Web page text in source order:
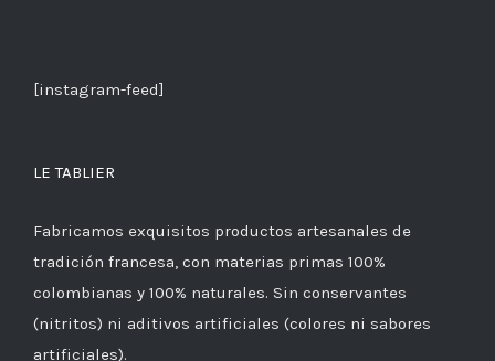
[instagram-feed]
LE TABLIER
Fabricamos exquisitos productos artesanales de
tradición francesa, con materias primas 100%
colombianas y 100% naturales. Sin conservantes
(nitritos) ni aditivos artificiales (colores ni sabores
artificiales).